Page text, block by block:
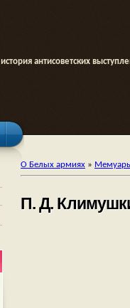
история антисоветских
О Белых армиях »
П. Д.